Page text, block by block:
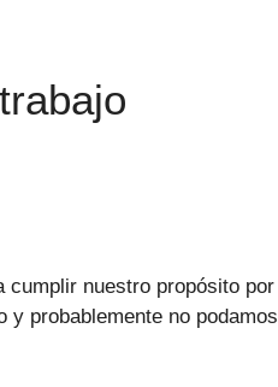
nuestro propósito
probablemente no